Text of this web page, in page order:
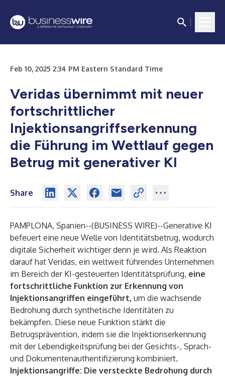
Feb 10, 2025 2:34 PM Eastern Standard Time
Veridas übernimmt mit neuer
fortschrittlicher
Injektionsangriffserkennung
die Führung im Wettlauf gegen
Betrug mit generativer KI
Share
PAMPLONA, Spanien--(BUSINESS WIRE)--Generative KI
befeuert eine neue Welle von Identitätsbetrug, wodurch
digitale Sicherheit wichtiger denn je wird. Als Reaktion
darauf hat Veridas, ein weltweit führendes Unternehmen
im Bereich der KI-gesteuerten Identitätsprüfung, eine
fortschrittliche Funktion zur Erkennung von
Injektionsangriffen eingeführt, um die wachsende
Bedrohung durch synthetische Identitäten zu
bekämpfen. Diese neue Funktion stärkt die
Betrugsprävention, indem sie die Injektionserkennung
mit der Lebendigkeitsprüfung bei der Gesichts-, Sprach-
und Dokumentenauthentifizierung kombiniert.
Injektionsangriffe: Die versteckte Bedrohung durch